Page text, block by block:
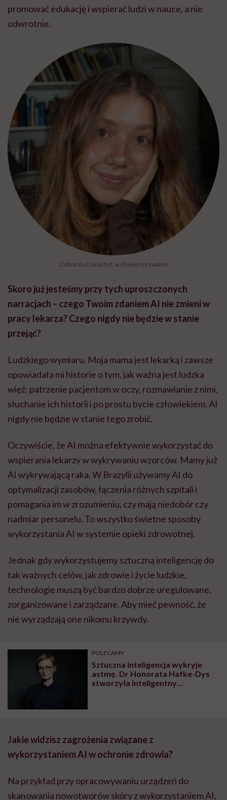
promować edukację i wspierać ludzi w nauce, a nie
odwrotnie.
Catharina Doria /fot. archiwum prywatne
Skoro już jesteśmy przy tych uproszczonych
narracjach – czego Twoim zdaniem AI nie zmieni w
pracy lekarza? Czego nigdy nie będzie w stanie
przejąć?
Ludzkiego wymiaru. Moja mama jest lekarką i zawsze
opowiadała mi historie o tym, jak ważna jest ludzka
więź: patrzenie pacjentom w oczy, rozmawianie z nimi,
słuchanie ich historii i po prostu bycie człowiekiem. AI
nigdy nie będzie w stanie tego zrobić.
Oczywiście, że AI można efektywnie wykorzystać do
wspierania lekarzy w wykrywaniu wzorców. Mamy już
AI wykrywającą raka. W Brazylii używamy AI do
optymalizacji zasobów, łączenia różnych szpitali i
pomagania im w zrozumieniu, czy mają niedobór czy
nadmiar personelu. To wszystko świetne sposoby
wykorzystania AI w systemie opieki zdrowotnej.
Jednak gdy wykorzystujemy sztuczną inteligencję do
tak ważnych celów, jak zdrowie i życie ludzkie,
technologie muszą być bardzo dobrze uregulowane,
zorganizowane i zarządzane. Aby mieć pewność, że
nie wyrządzają one nikomu krzywdy.
POLECAMY
Sztuczna inteligencja wykryje
astmę. Dr Honorata Hafke-Dys
stworzyła inteligentny
Jakie widzisz zagrożenia związane z
wykorzystaniem AI w ochronie zdrowia?
Na przykład przy opracowywaniu urządzeń do
skanowania nowotworów skóry z wykorzystaniem AI,